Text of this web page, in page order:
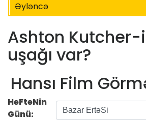
Əyləncə
Ashton Kutcher-
uşağı var?
Hansı Film
HəFtəNin
Günü: